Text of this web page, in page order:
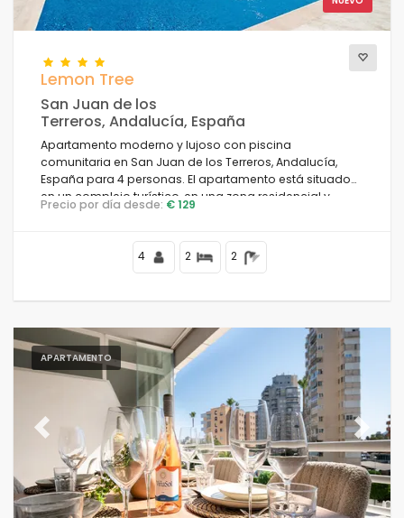
Lemon Tree
San Juan de los
Terreros, Andalucía, España
Apartamento moderno y lujoso con piscina
comunitaria en San Juan de los Terreros, Andalucía,
España para 4 personas. El apartamento está situado
en un complejo turístico, en una zona residencial y
montañosa, cerca de supermercados y a 100 m de la
Precio por día desde: € 129
4 2 2
APARTAMENTO
Previous Next